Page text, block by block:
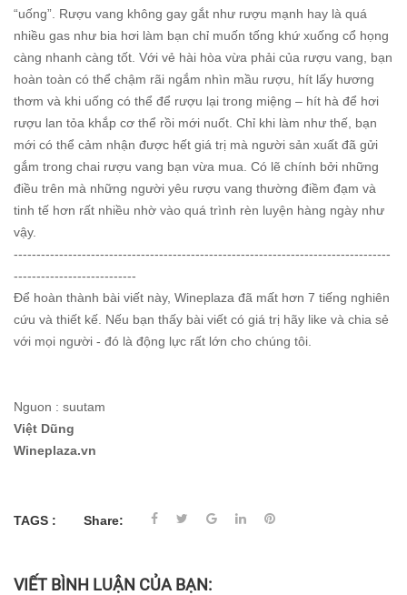
“uống”. Rượu vang không gay gắt như rượu mạnh hay là quá
nhiều gas như bia hơi làm bạn chỉ muốn tống khứ xuống cổ họng
càng nhanh càng tốt. Với vẻ hài hòa vừa phải của rượu vang, bạn
hoàn toàn có thể chậm rãi ngắm nhìn mầu rượu, hít lấy hương
thơm và khi uống có thể để rượu lại trong miệng – hít hà để hơi
rượu lan tỏa khắp cơ thể rồi mới nuốt. Chỉ khi làm như thế, bạn
mới có thể cảm nhận được hết giá trị mà người sản xuất đã gửi
gắm trong chai rượu vang bạn vừa mua. Có lẽ chính bởi những
điều trên mà những người yêu rượu vang thường điềm đạm và
tinh tế hơn rất nhiều nhờ vào quá trình rèn luyện hàng ngày như
vậy.
-----------------------------------------------------------------------------------
---------------------------
Để hoàn thành bài viết này, Wineplaza đã mất hơn 7 tiếng nghiên
cứu và thiết kế. Nếu bạn thấy bài viết có giá trị hãy like và chia sẻ
với mọi người - đó là động lực rất lớn cho chúng tôi.
Nguon : suutam
Việt Dũng
Wineplaza.vn
TAGS : Share:
VIẾT BÌNH LUẬN CỦA BẠN: